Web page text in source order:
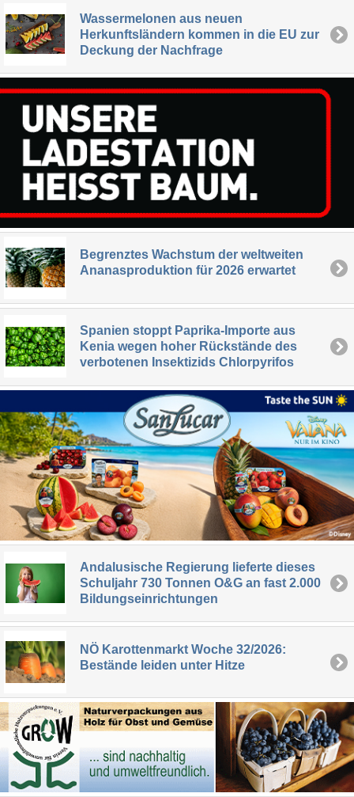
Wassermelonen aus neuen
Herkunftsländern kommen in die EU zur
Deckung der Nachfrage
Begrenztes Wachstum der weltweiten
Ananasproduktion für 2026 erwartet
Spanien stoppt Paprika-Importe aus
Kenia wegen hoher Rückstände des
verbotenen Insektizids Chlorpyrifos
Andalusische Regierung lieferte dieses
Schuljahr 730 Tonnen O&G an fast 2.000
Bildungseinrichtungen
NÖ Karottenmarkt Woche 32/2026:
Bestände leiden unter Hitze